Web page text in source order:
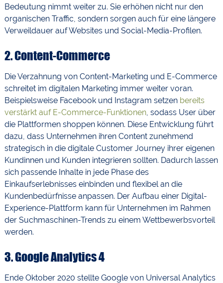
Bedeutung nimmt weiter zu. Sie erhöhen nicht nur den
organischen Traffic, sondern sorgen auch für eine längere
Verweildauer auf Websites und Social-Media-Profilen.
2.Content-Commerce
Die Verzahnung von Content-Marketing und E-Commerce
schreitet im digitalen Marketing immer weiter voran.
Beispielsweise Facebook und Instagram setzen bereits
verstärkt auf E-Commerce-Funktionen, sodass User über
die Plattformen shoppen können. Diese Entwicklung führt
dazu, dass Unternehmen ihren Content zunehmend
strategisch in die digitale Customer Journey ihrer eigenen
Kundinnen und Kunden integrieren sollten. Dadurch lassen
sich passende Inhalte in jede Phase des
Einkaufserlebnisses einbinden und flexibel an die
Kundenbedürfnisse anpassen. Der Aufbau einer Digital-
Experience-Plattform kann für Unternehmen im Rahmen
der Suchmaschinen-Trends zu einem Wettbewerbsvorteil
werden.
3.Google Analytics 4
Ende Oktober 2020 stellte Google von Universal Analytics